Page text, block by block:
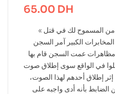
65.00 DH
« لماذا لم تستخدم ما نسبته 20% من المسموح لك في قتل
الكبير آمر السجن
عمت السجن قام بها
في الواقع سوى إطلاق صوت
إطلاق أحدهم لهذا الصوت،
الضابط بأنه أدى واجبه على